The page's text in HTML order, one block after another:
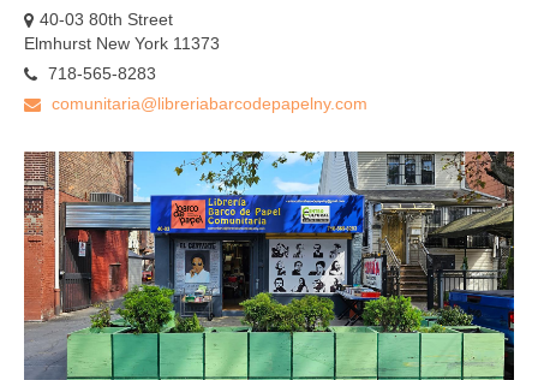
40-03 80th Street
Elmhurst New York 11373
718-565-8283
comunitaria@libreriabarcodepapelny.com